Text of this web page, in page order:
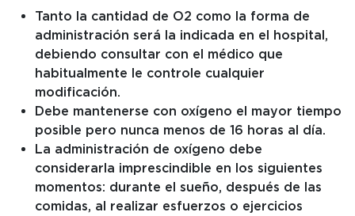
Tanto la cantidad de O2 como la forma de
administración será la indicada en el hospital,
debiendo consultar con el médico que
habitualmente le controle cualquier
modificación.
Debe mantenerse con oxígeno el mayor tiempo
posible pero nunca menos de 16 horas al día.
La administración de oxígeno debe
considerarla imprescindible en los siguientes
momentos: durante el sueño, después de las
comidas, al realizar esfuerzos o ejercicios